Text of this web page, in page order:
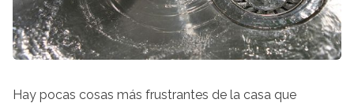
Hay pocas cosas más frustrantes de la casa que